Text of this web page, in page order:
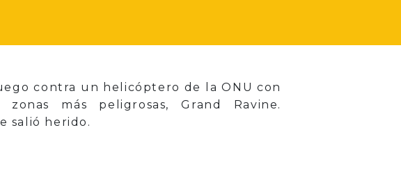
contra un helicóptero de la ONU con
más peligrosas, Grand Ravine.
salió herido.